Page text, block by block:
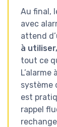
Au final,
avec
attend
à
tout ce
système
est
rappel